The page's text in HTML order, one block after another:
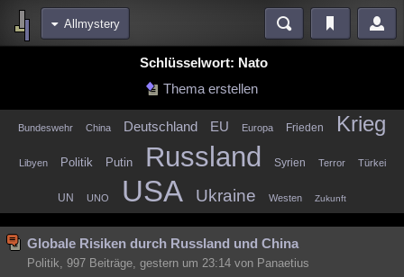
Allmystery
Diskussionen Videos
Menschen Mystery
Natur Umfragen Unterhaltung
weitere Rubriken
Schlüsselwort: Nato
Thema erstellen
Bundeswehr China Deutschland EU Europa Frieden Krieg
Libyen Politik Putin Russland Syrien Terror Türkei
UN UNO USA Ukraine Westen Zukunft
Globale Risiken durch Russland und China
Politik, 997 Beiträge, gestern um 23:14 von Panaetius